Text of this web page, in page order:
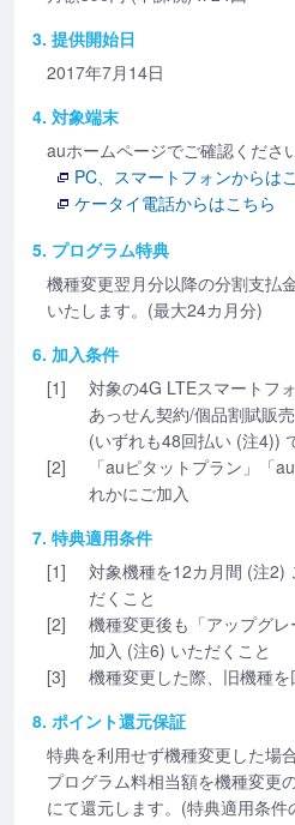
3. 提供開始日
2017年7月14日
4. 対象端末
auホームページでご確認ください
PC、スマートフォンからは
ケータイ電話からはこちら
5. プログラム特典
機種変更翌月分以降の分割支払
いたします。(最大24カ月分)
6. 加入条件
[1]
対象の4G LTEスマートフ
あっせん契約/個品割賦販
(いずれも48回払い (注4))
[2]
「auピタットプラン」「
れかにご加入
7. 特典適用条件
[1]
対象機種を12カ月間 (注2)
だくこと
[2]
機種変更後も「アップグ
加入 (注6) いただくこと
[3]
機種変更した際、旧機種
8. ポイント還元保証
特典を利用せず機種変更した場
プログラム料相当額を機種変更
にて還元します。(特典適用条